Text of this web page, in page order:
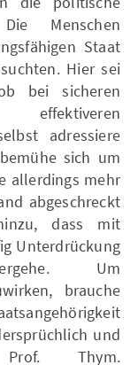
Menschen
Staat
Hier sei
bei sicheren
adressiere
sich um
allerdings mehr
abgeschreckt
dass mit
Unterdrückung
Um
brauche
und
Prof. Thym.